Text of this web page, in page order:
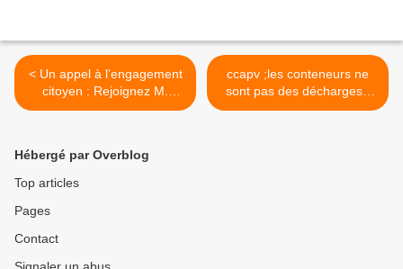
< Un appel à l’engagement
citoyen : Rejoignez M.
Laugier-Bain-Ravel pour
ccapv ;les conteneurs ne
sont pas des décharges :
agissons avec civisme ! >
Hébergé par Overblog
Top articles
Pages
Contact